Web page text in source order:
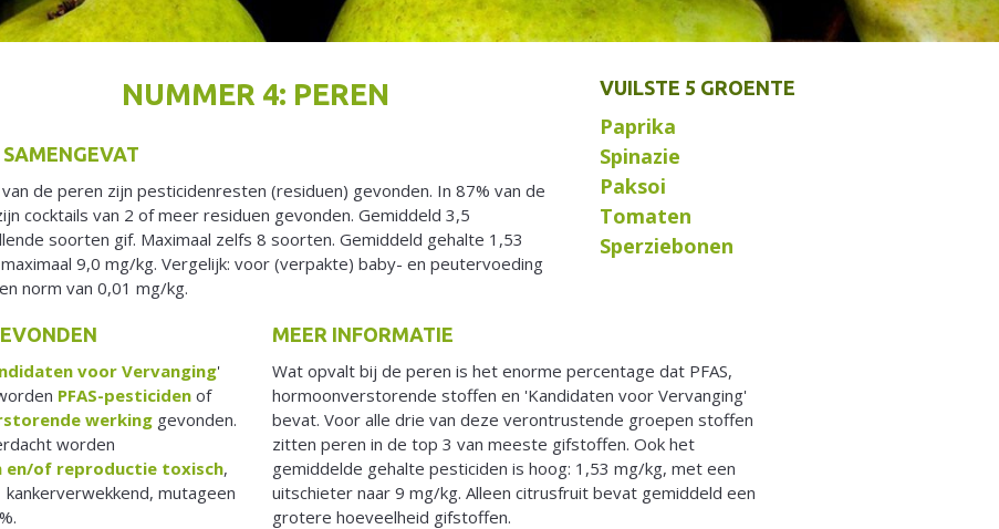
NUMMER 4: PEREN
de peren zijn pesticidenresten (residuen) gevonden. In 87% van de
cocktails van 2 of meer residuen gevonden. Gemiddeld 3,5
soorten gif. Maximaal zelfs 8 soorten. Gemiddeld gehalte 1,53
9,0 mg/kg. Vergelijk: voor (verpakte) baby- en peutervoeding
norm van 0,01 mg/kg.
VUILSTE 5 GROENTE
Paprika
Spinazie
Paksoi
Tomaten
Sperziebonen
voor Vervanging'
PFAS-pesticidenof
werkinggevonden.
worden
en/of reproductie toxisch,
mutageen
MEER INFORMATIE
Wat opvalt bij de peren is het enorme percentage dat PFAS,
hormoonverstorende stoffen en 'Kandidaten voor Vervanging'
bevat. Voor alle drie van deze verontrustende groepen stoffen
zitten peren in de top 3 van meeste gifstoffen. Ook het
gemiddelde gehalte pesticiden is hoog: 1,53 mg/kg, met een
uitschieter naar 9 mg/kg. Alleen citrusfruit bevat gemiddeld een
grotere hoeveelheid gifstoffen.